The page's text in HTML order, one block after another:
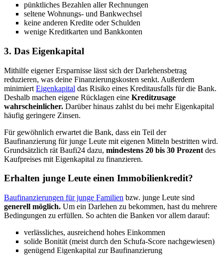
pünktliches Bezahlen aller Rechnungen
seltene Wohnungs- und Bankwechsel
keine anderen Kredite oder Schulden
wenige Kreditkarten und Bankkonten
3. Das Eigenkapital
Mithilfe eigener Ersparnisse lässt sich der Darlehensbetrag
reduzieren, was deine Finanzierungskosten senkt. Außerdem
minimiert Eigenkapital das Risiko eines Kreditausfalls für die Bank.
Deshalb machen eigene Rücklagen eine Kreditzusage
wahrscheinlicher. Darüber hinaus zahlst du bei mehr Eigenkapital
häufig geringere Zinsen.
Für gewöhnlich erwartet die Bank, dass ein Teil der
Baufinanzierung für junge Leute mit eigenen Mitteln bestritten wird.
Grundsätzlich rät Baufi24 dazu, mindestens 20 bis 30 Prozent des
Kaufpreises mit Eigenkapital zu finanzieren.
Erhalten junge Leute einen Immobilienkredit?
Baufinanzierungen für junge Familien bzw. junge Leute sind
generell möglich. Um ein Darlehen zu bekommen, hast du mehrere
Bedingungen zu erfüllen. So achten die Banken vor allem darauf:
verlässliches, ausreichend hohes Einkommen
solide Bonität (meist durch den Schufa-Score nachgewiesen)
genügend Eigenkapital zur Baufinanzierung